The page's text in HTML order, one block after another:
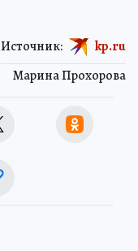
Марина Прохорова
Источник: kp.ru